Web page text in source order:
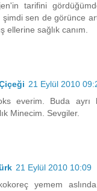
tarifini
şimdi sen de görünce
ellerine sağlık canım.
21 Eylül 2010
everim. Buda
Minecim. Sevgiler.
21 Eylül 2010 10:09
yemem